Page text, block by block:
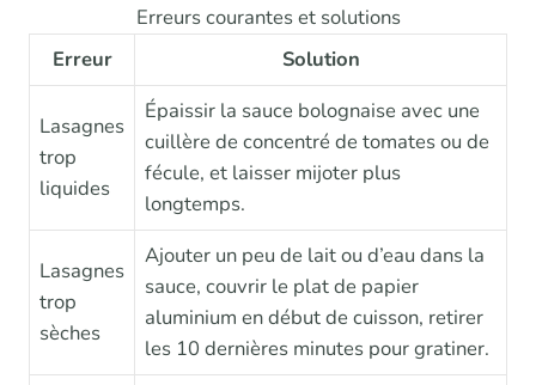
Erreurs courantes et solutions
Erreur
Solution
Lasagnes
trop
liquides
Épaissir la sauce bolognaise avec une
cuillère de concentré de tomates ou de
fécule, et laisser mijoter plus
longtemps.
Lasagnes
trop
sèches
Ajouter un peu de lait ou d’eau dans la
sauce, couvrir le plat de papier
aluminium en début de cuisson, retirer
les 10 dernières minutes pour gratiner.